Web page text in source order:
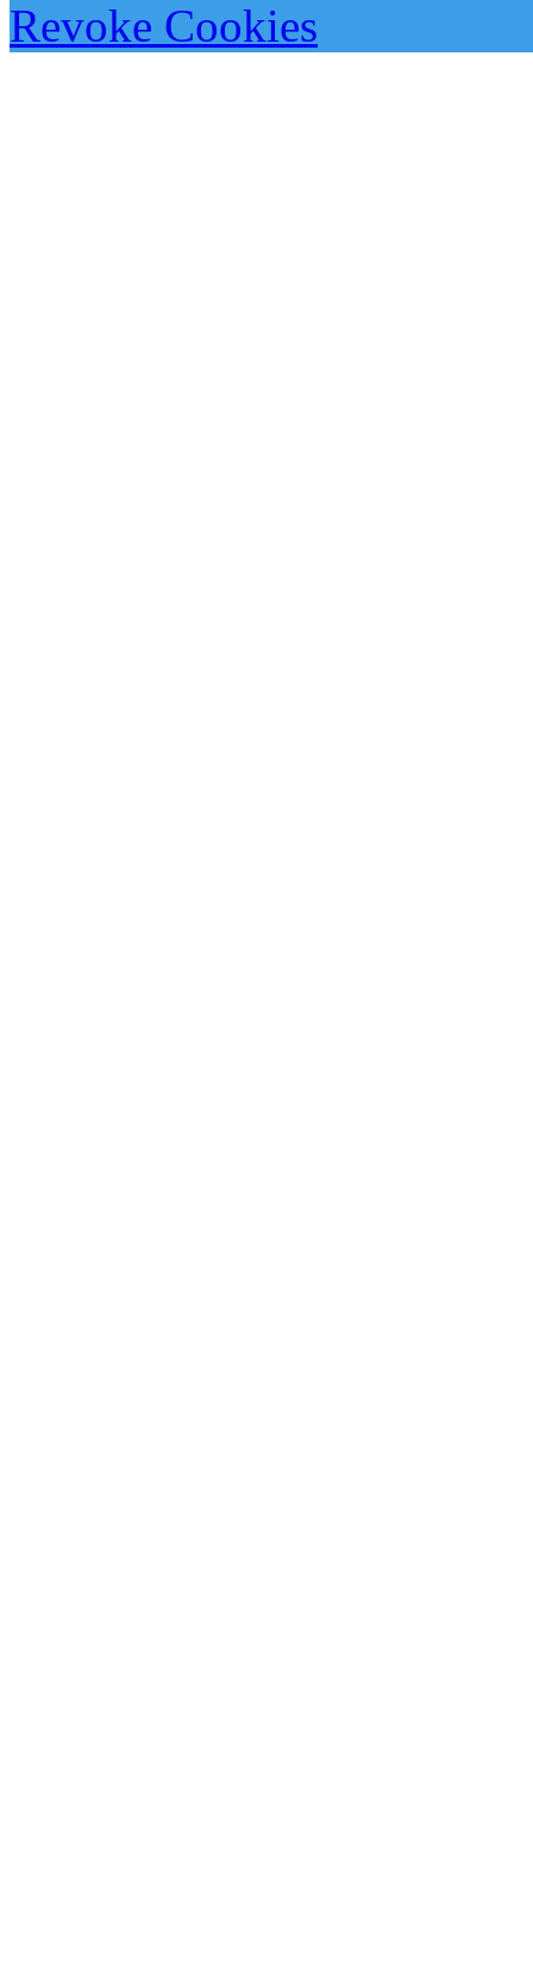
Revoke Cookies